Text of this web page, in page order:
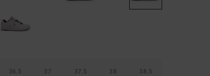
36.5 37 37.5 38 38.5